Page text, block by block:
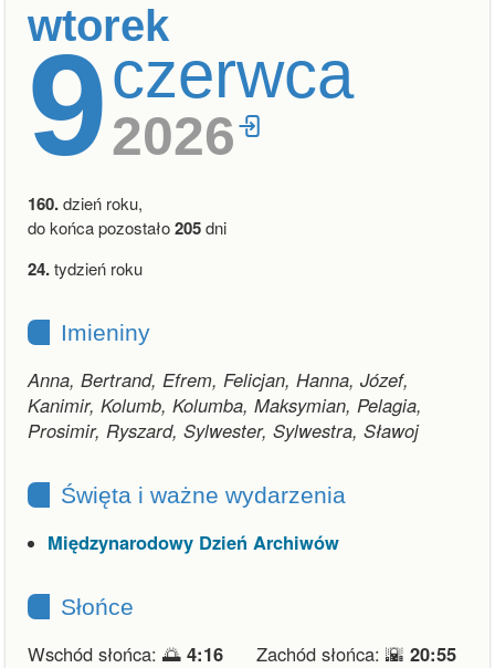
wtorek
9czerwca
2026
160.dzień roku,
do końca pozostało205dni
24.tydzień roku
Imieniny
Anna, Bertrand, Efrem, Felicjan, Hanna, Józef,
Kanimir, Kolumb, Kolumba, Maksymian, Pelagia,
Prosimir, Ryszard, Sylwester, Sylwestra, Sławoj
Święta i ważne wydarzenia
Międzynarodowy Dzień Archiwów
Słońce
Wschód słońca: 🌅 4:16 Zachód słońca: 🌇 20:55